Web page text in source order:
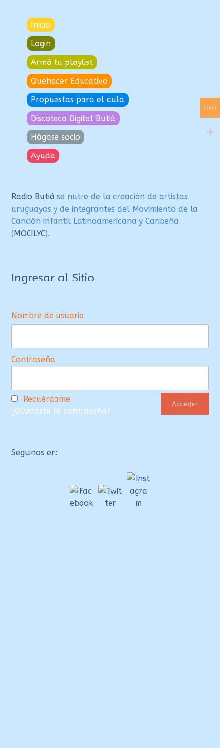
Inicio
Login
Armá tu playlist
Quehacer Educativo
Propuestas para el aula
Discoteca Digital Butiá
Hágase socio
Ayuda
Radio Butiá se nutre de la creación de artistas
uruguayos y de integrantes del Movimiento de la
Canción infantil Latinoamericana y Caribeña
( MOCILYC).
Ingresar al Sitio
Nombre de usuario
Contraseña
Recuérdame
¿Olvidaste la contraseña?
Seguinos en:
UYU